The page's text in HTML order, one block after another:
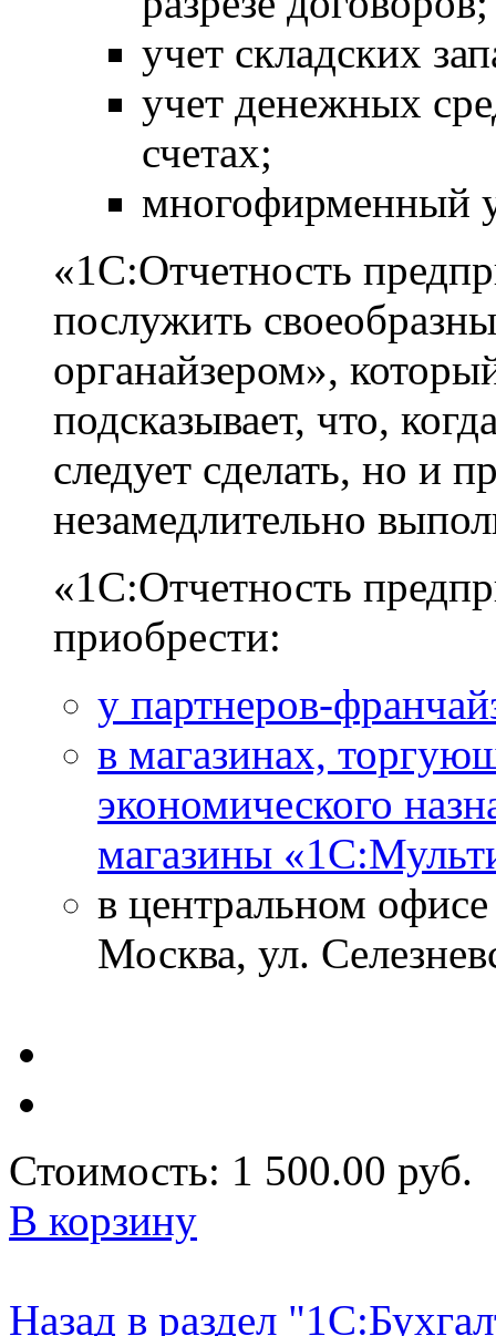
учет складских
учет денежных
счетах;
многофирменный
«1С:Отчетность
послужить
органайзером»,
подсказывает, что,
следует сделать, но и
незамедлительно
«1С:Отчетность
приобрести:
у партнеров-
в магазинах,
экономического
магазины
в центральном
Москва, ул.
Стоимость: 1 500.00 руб.
В корзину
Назад в раздел